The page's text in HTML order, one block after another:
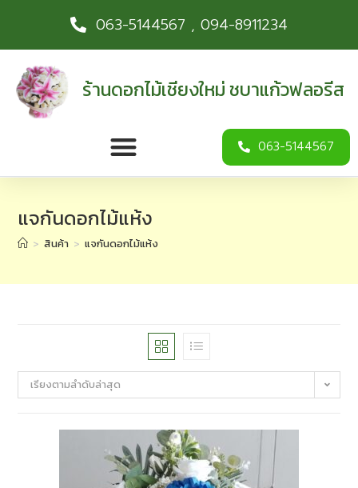
063-5144567 , 094-8911234
ร้านดอกไม้เชียงใหม่ ชบาแก้วฟลอรีส
063-5144567
แจกันดอกไม้แห้ง
> สินค้า > แจกันดอกไม้แห้ง
เรียงตามลำดับล่าสุด